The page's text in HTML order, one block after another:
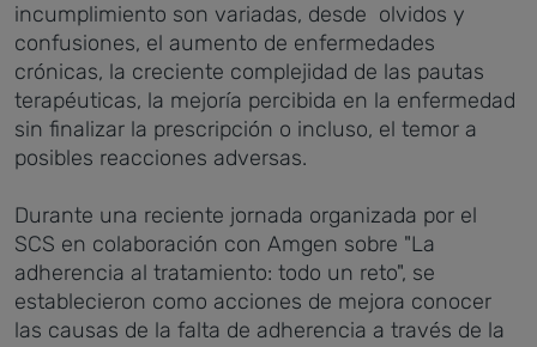
incumplimiento son variadas, desde olvidos y
confusiones, el aumento de enfermedades
crónicas, la creciente complejidad de las pautas
terapéuticas, la mejoría percibida en la enfermedad
sin finalizar la prescripción o incluso, el temor a
posibles reacciones adversas.
Durante una reciente jornada organizada por el
SCS en colaboración con Amgen sobre "La
adherencia al tratamiento: todo un reto", se
establecieron como acciones de mejora conocer
las causas de la falta de adherencia a través de la